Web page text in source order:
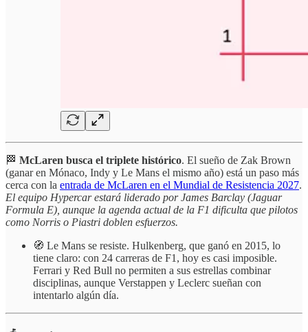
🏁 McLaren busca el triplete histórico. El sueño de Zak Brown
(ganar en Mónaco, Indy y Le Mans el mismo año) está un paso más
cerca con la entrada de McLaren en el Mundial de Resistencia 2027.
El equipo Hypercar estará liderado por James Barclay (Jaguar
Formula E), aunque la agenda actual de la F1 dificulta que pilotos
como Norris o Piastri doblen esfuerzos.
🧭 Le Mans se resiste. Hulkenberg, que ganó en 2015, lo
tiene claro: con 24 carreras de F1, hoy es casi imposible.
Ferrari y Red Bull no permiten a sus estrellas combinar
disciplinas, aunque Verstappen y Leclerc sueñan con
intentarlo algún día.